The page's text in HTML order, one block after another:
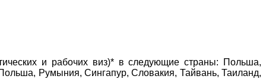
и рабочих виз)* в следующие страны: Польша,
Румыния, Сингапур, Словакия, Тайвань, Таиланд,